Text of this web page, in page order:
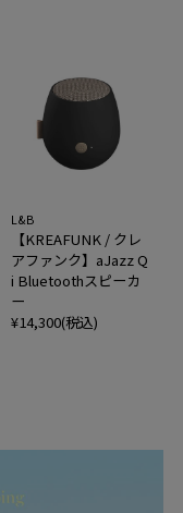
L&B
【KREAFUNK / クレ
アファンク】aJazz Q
i Bluetoothスピーカ
ー
¥14,300(税込)